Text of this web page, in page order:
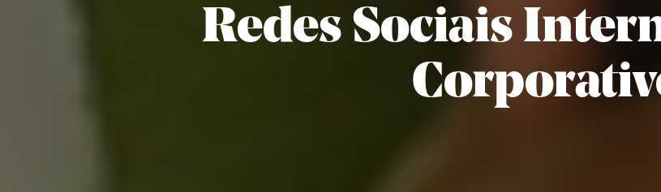
Redes Sociais